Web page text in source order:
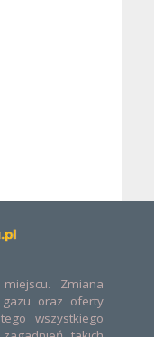
Zmiana
oraz oferty
wszystkiego